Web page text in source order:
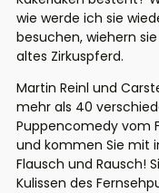
wie werde ich sie
besuchen, wiehern
altes Zirkuspferd.
Martin Reinl und
mehr als 40
Puppencomedy vom
und kommen Sie mit
Flausch und Rausch!
Kulissen des